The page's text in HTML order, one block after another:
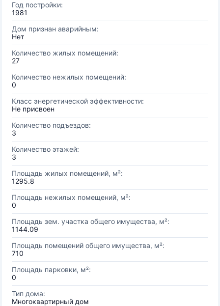
Год постройки:
1981
Дом признан аварийным:
Нет
Количество жилых помещений:
27
Количество нежилых помещений:
0
Класс энергетической эффективности:
Не присвоен
Количество подъездов:
3
Количество этажей:
3
Площадь жилых помещений, м²:
1295.8
Площадь нежилых помещений, м²:
0
Площадь зем. участка общего имущества, м²:
1144.09
Площадь помещений общего имущества, м²:
710
Площадь парковки, м²:
0
Тип дома:
Многоквартирный дом